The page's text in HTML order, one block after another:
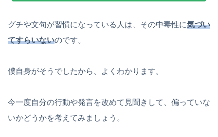
グチや文句が習慣になっている人は、その中毒性に気づい
てすらいないのです。
僕自身がそうでしたから、よくわかります。
今一度自分の行動や発言を改めて見聞きして、偏っていな
いかどうかを考えてみましょう。